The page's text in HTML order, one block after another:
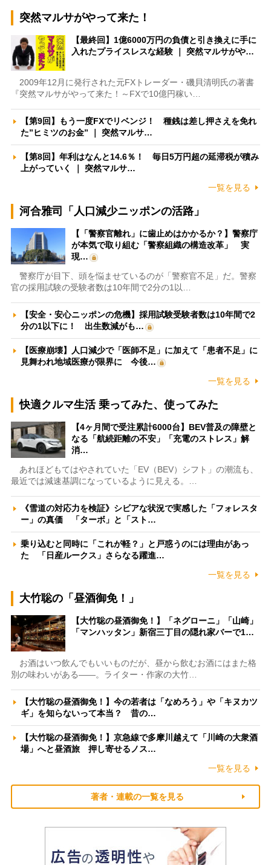
突然マルサがやって来た！
【最終回】1億6000万円の負債と引き換えに手に
入れたプライスレスな経験 ｜ 突然マルサがや…
2009年12月に発行された元FXトレーダー・磯貝清明氏の著書
『突然マルサがやって来た！～FXで10億円稼い…
【第9回】もう一度FXでリベンジ！ 種銭は差し押さえを免れ
た”ヒミツのお金” ｜ 突然マルサ…
【第8回】年利はなんと14.6％！ 毎日5万円超の延滞税が積み
上がっていく ｜ 突然マルサ…
一覧を見る
河合雅司「人口減少ニッポンの活路」
【「警察官離れ」に歯止めはかかるか？】警察庁
が本気で取り組む「警察組織の構造改革」 実
現…
警察庁が目下、頭を悩ませているのが「警察官不足」だ。警察
官の採用試験の受験者数は10年間で2分の1以…
【安全・安心ニッポンの危機】採用試験受験者数は10年間で2
分の1以下に！ 出生数減がも…
【医療崩壊】人口減少で「医師不足」に加えて「患者不足」に
見舞われ地域医療が限界に 今後…
一覧を見る
快適クルマ生活 乗ってみた、使ってみた
【4ヶ月間で受注累計6000台】BEV普及の障壁と
なる「航続距離の不安」「充電のストレス」解
消…
あれほどもてはやされていた「EV（BEV）シフト」の潮流も、
最近では減速基調になっているように見える。…
《雪道の対応力を検証》シビアな状況で実感した「フォレスタ
ー」の真価 「ターボ」と「スト…
乗り込むと同時に「これが軽？」と戸惑うのには理由があっ
た 「日産ルークス」さらなる躍進…
一覧を見る
大竹聡の「昼酒御免！」
【大竹聡の昼酒御免！】「ネグローニ」「山崎」
「マンハッタン」新宿三丁目の隠れ家バーで1…
お酒はいつ飲んでもいいものだが、昼から飲むお酒にはまた格
別の味わいがある――。ライター・作家の大竹…
【大竹聡の昼酒御免！】今の若者は「なめろう」や「キヌカツ
ギ」を知らないって本当？ 昔の…
【大竹聡の昼酒御免！】京急線で多摩川越えて「川崎の大衆酒
場」へと昼酒旅 押し寄せるノス…
一覧を見る
著者・連載の一覧を見る